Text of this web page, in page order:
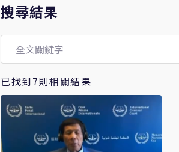
搜尋結果
已找到7則相關結果